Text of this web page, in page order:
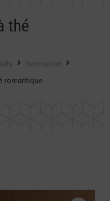
thé
Décoration
romantique